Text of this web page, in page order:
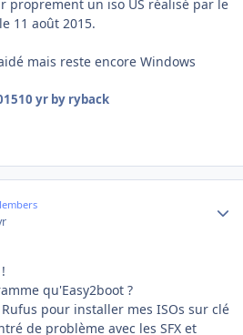
proprement un iso US réalisé par le
11 août 2015.
mais reste encore Windows
10 yrby ryback
qu'Easy2boot ?
pour installer mes ISOs sur clé
de problème avec les SFX et